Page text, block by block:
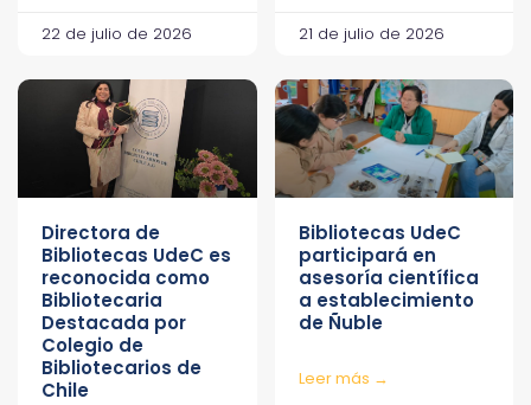
22 de julio de 2026 21 de julio de 2026
Directora de
Bibliotecas UdeC es
reconocida como
Bibliotecaria
Destacada por
Colegio de
Bibliotecarios de
Chile
Bibliotecas UdeC
participará en
asesoría científica
a establecimiento
de Ñuble
Leer más →